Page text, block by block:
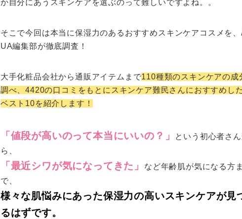
か自分にあうスキンケアを選ぶのって難しいですよね。。
そこで今回は本当に保湿力のあるおすすめスキンケアコスメを
UA編集部が徹底調査！
大手化粧品会社から通販アイテムまで110種類のスキンケアの成
調べ、4420の口コミをもとにスキンケア難民さんにおすすめし
ベスト10を紹介します！
「値段が高いのって本当にいいの？」
という初心者さ
ら、
「最近シワが気になってきた」
など年齢肌が気になる方ま
で、
様々な肌悩みにあった保湿力の高いスキンケアが見
るはずです。